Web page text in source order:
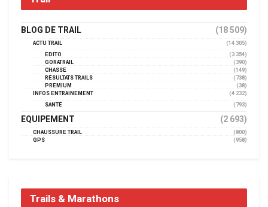
BLOG DE TRAIL (18 509)
ACTU TRAIL
(14 305)
EDITO
(3 354)
GORATRAIL
(390)
CHASSE
(149)
RÉSULTATS TRAILS
(738)
PREMIUM
(38)
INFOS ENTRAINEMENT
(4 232)
SANTÉ
(793)
EQUIPEMENT (2 693)
CHAUSSURE TRAIL
(800)
GPS
(958)
Trails & Marathons